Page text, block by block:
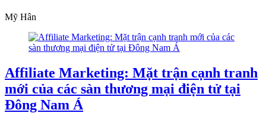
Mỹ Hân
Affiliate Marketing: Mặt trận cạnh tranh
mới của các sàn thương mại điện tử tại
Đông Nam Á